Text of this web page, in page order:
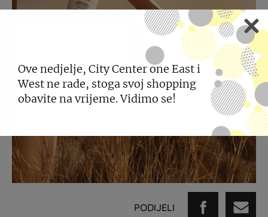
PODIJELI
Ove nedjelje, City Center one East i
West ne rade, stoga svoj shopping
obavite na vrijeme. Vidimo se!